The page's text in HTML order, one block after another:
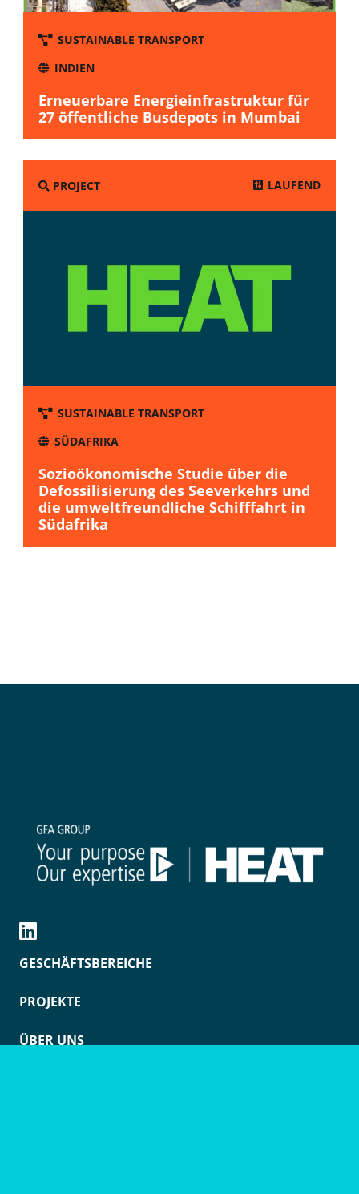
SUSTAINABLE TRANSPORT
INDIEN
Erneuerbare Energieinfrastruktur für
27 öffentliche Busdepots in Mumbai
PROJECT LAUFEND
SUSTAINABLE TRANSPORT
SÜDAFRIKA
Sozioökonomische Studie über die
Defossilisierung des Seeverkehrs und
die umweltfreundliche Schifffahrt in
Südafrika
GESCHÄFTSBEREICHE
PROJEKTE
ÜBER UNS